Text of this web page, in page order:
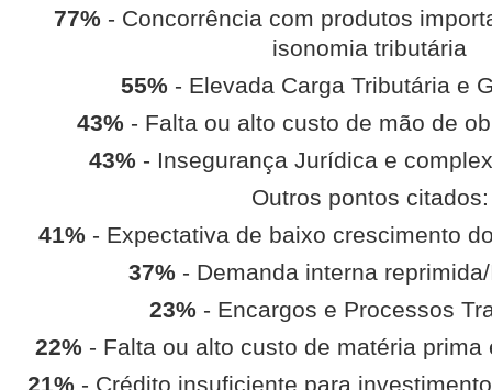
77% - Concorrência com produtos
isonomia tributária
55% - Elevada Carga Tributária e
43% - Falta ou alto custo de mão de
43% - Insegurança Jurídica e
Outros pontos citados:
41% - Expectativa de baixo crescimento
37% - Demanda interna
23% - Encargos e Processos
22% - Falta ou alto custo de matéria
21% - Crédito insuficiente para